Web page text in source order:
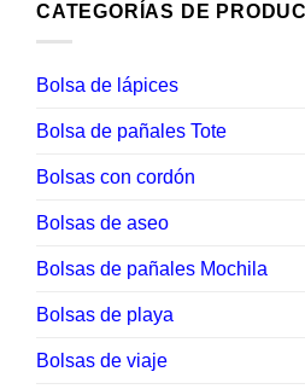
CATEGORÍAS DE
Bolsa de lápices
Bolsa de pañales Tote
Bolsas con cordón
Bolsas de aseo
Bolsas de pañales Mochila
Bolsas de playa
Bolsas de viaje